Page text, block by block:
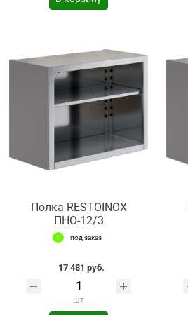
Полка RESTOINOX
ПНО-12/3
под заказ
17 481 руб.
шт